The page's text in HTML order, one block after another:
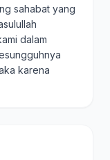
sahabat yang
dalam
karena